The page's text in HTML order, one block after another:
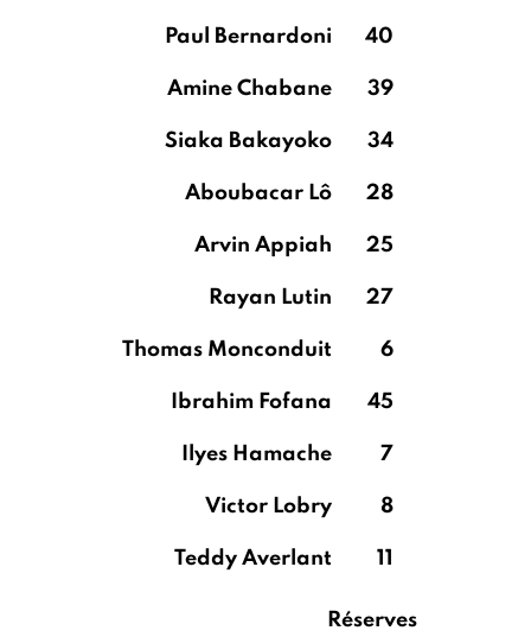
Paul Bernardoni 40
Amine Chabane 39
Siaka Bakayoko 34
Aboubacar Lô 28
Arvin Appiah 25
Rayan Lutin 27
Thomas Monconduit 6
Ibrahim Fofana 45
Ilyes Hamache 7
Victor Lobry 8
Teddy Averlant 11
Réserves